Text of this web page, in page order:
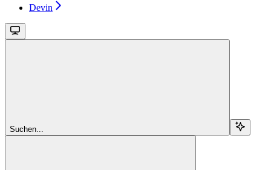
Devin
Suchen...